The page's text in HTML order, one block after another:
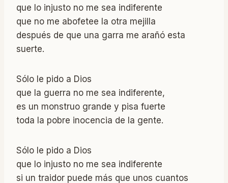
que lo injusto no me sea indiferente
que no me abofetee la otra mejilla
después de que una garra me arañó esta
suerte.
Sólo le pido a Dios
que la guerra no me sea indiferente,
es un monstruo grande y pisa fuerte
toda la pobre inocencia de la gente.
Sólo le pido a Dios
que lo injusto no me sea indiferente
si un traidor puede más que unos cuantos